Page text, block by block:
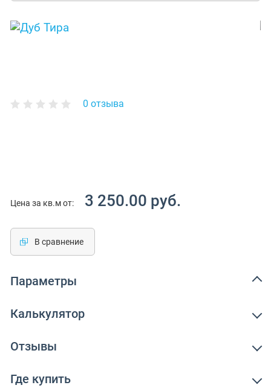
0 отзыва
Цена за кв.м от: 3 250.00 руб.
В сравнение
Параметры
Калькулятор
Отзывы
Где купить